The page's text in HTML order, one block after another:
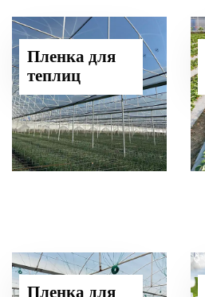
Пленка для
теплиц
Пленка для